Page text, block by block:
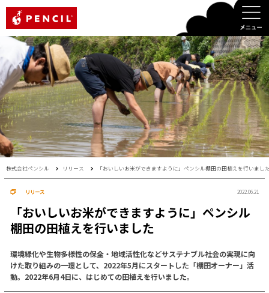
株式会社ペンシル リリース 「おいしいお米ができますように」ペンシル棚田の田植えを行いまし
リリース 2022.06.21
「おいしいお米ができますように」ペンシル
棚田の田植えを行いました
環境緑化や生物多様性の保全・地域活性化などサステナブル社会の実現に向
けた取り組みの一環として、2022年5月にスタートした「棚田オーナー」活
動。2022年6月4日に、はじめての田植えを行いました。